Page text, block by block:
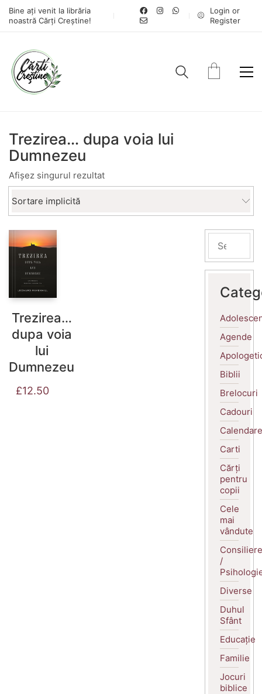
Bine ați venit la librăria
noastră Cărți Creștine!
Login or
Register
Trezirea… dupa voia lui
Dumnezeu
Afișez singurul rezultat
Sortare implicită
Trezirea…
dupa voia
lui
Dumnezeu
£12.50
Agende
Biblii
Brelocuri
Cadouri
Calendare
Carti
Cărți
pentru
copii
Cele
mai
vândute
Consiliere
/
Diverse
Duhul
Sfânt
Educație
Familie
Jocuri
biblice